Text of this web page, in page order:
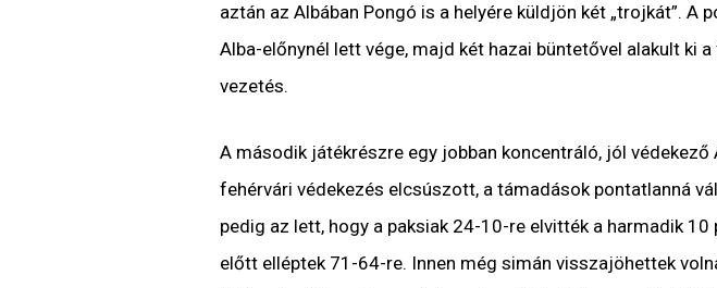
aztán az Albában Pongó is a helyére küldjön két „trojkát”. A
Alba-előnynél lett vége, majd két hazai büntetővel alakult ki
vezetés.
A második játékrészre egy jobban koncentráló, jól védekező
fehérvári védekezés elcsúszott, a támadások pontatlanná
pedig az lett, hogy a paksiak 24-10-re elvitték a harmadik
előtt elléptek 71-64-re. Innen még simán visszajöhettek